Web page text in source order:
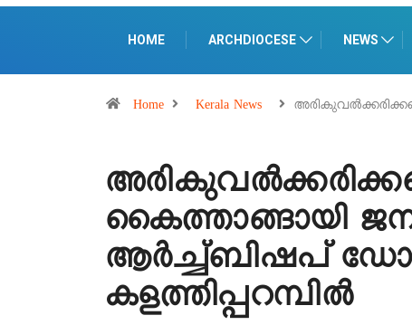
HOME ARCHDIOCESE NEWS
Home Kerala News
കൈത്താങ്ങായി
ആർച്ച്ബിഷപ്
കളത്തിപ്പറമ്പിൽ